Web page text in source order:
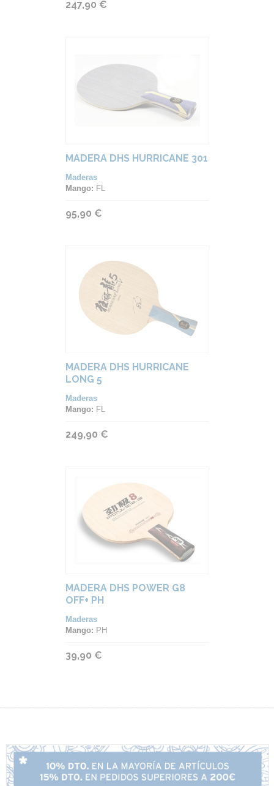
247,90 €
MADERA DHS HURRICANE 301
Maderas
Mango: FL
95,90 €
MADERA DHS HURRICANE
LONG 5
Maderas
Mango: FL
249,90 €
MADERA DHS POWER G8
OFF+ PH
Maderas
Mango: PH
39,90 €